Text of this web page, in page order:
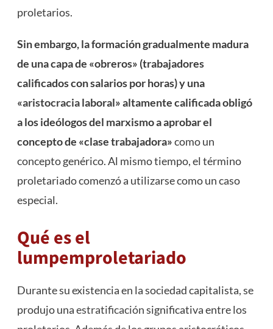
proletarios.
Sin embargo, la formación gradualmente madura
de una capa de «obreros» (trabajadores
calificados con salarios por horas) y una
«aristocracialaboral» altamente calificada obligó
a los ideólogos del marxismo a aprobar el
concepto de «clase trabajadora»como un
concepto genérico. Al mismo tiempo, el término
proletariado comenzó a utilizarse como un caso
especial.
Qué es el
lumpemproletariado
Durante su existencia en la sociedad capitalista, se
produjo unaestratificaciónsignificativa entre los